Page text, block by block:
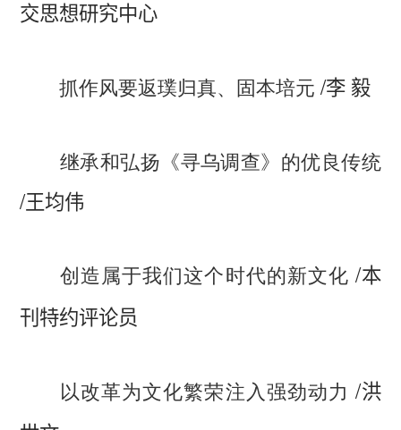
交思想研究中心
抓作风要返璞归真、固本培元 /李 毅
继承和弘扬《寻乌调查》的优良传统
/王均伟
创造属于我们这个时代的新文化 /本
刊特约评论员
以改革为文化繁荣注入强劲动力 /洪